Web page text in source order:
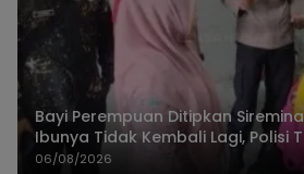
Bayi Perempuan Ditipkan
Ibunya Tidak Kembali Lagi, Polisi
Keberadaan Orang Tua
06/08/2026